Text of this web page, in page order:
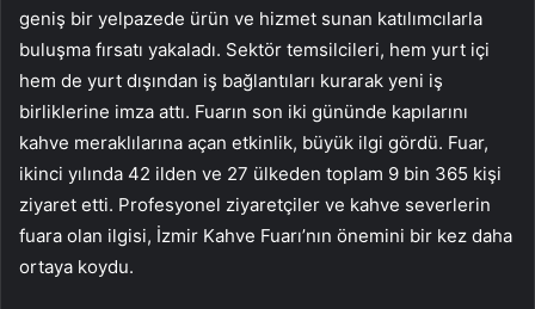
geniş bir yelpazede ürün ve hizmet sunan katılımcılarla
buluşma fırsatı yakaladı. Sektör temsilcileri, hem yurt içi
hem de yurt dışından iş bağlantıları kurarak yeni iş
birliklerine imza attı. Fuarın son iki gününde kapılarını
kahve meraklılarına açan etkinlik, büyük ilgi gördü. Fuar,
ikinci yılında 42 ilden ve 27 ülkeden toplam 9 bin 365 kişi
ziyaret etti. Profesyonel ziyaretçiler ve kahve severlerin
fuara olan ilgisi, İzmir Kahve Fuarı’nın önemini bir kez daha
ortaya koydu.